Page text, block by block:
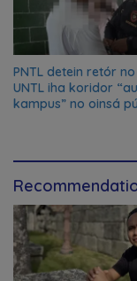
PNTL detein retór
UNTL iha koridor
kampus” no oinsá